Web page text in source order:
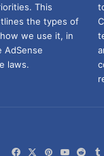
This
the types of
we use it, in
AdSense
laws.
FacebookPinterestYouTube